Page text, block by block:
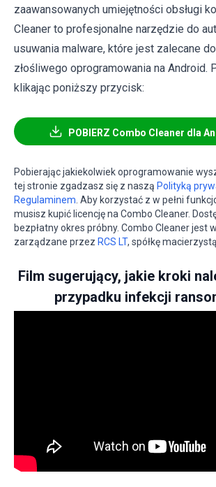
zaawansowanych umiejętności obsługi
Cleaner to profesjonalne narzędzie do
usuwania malware, które jest zalecane
złośliwego oprogramowania na Android.
klikając poniższy przycisk:
POBIERZ Combo Cleaner dla
Pobierając jakiekolwiek oprogramowanie
tej stronie zgadzasz się z naszą Polityką
Regulaminem. Aby korzystać z w pełni
musisz kupić licencję na Combo Cleaner.
bezpłatny okres próbny. Combo Cleaner jest
zarządzane przez RCS LT, spółkę
Film sugerujący, jakie kroki
przypadku infekcji